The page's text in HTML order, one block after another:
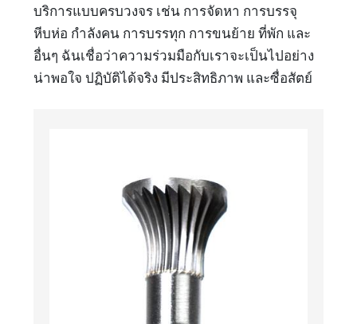
บริการแบบครบวงจร เช่น การจัดหา การบรรจุ
หีบห่อ กำลังคน การบรรทุก การขนย้าย ที่พัก และ
อื่นๆ ฉันเชื่อว่าความร่วมมือกับเราจะเป็นไปอย่าง
น่าพอใจ ปฏิบัติได้จริง มีประสิทธิภาพ และซื่อสัตย์